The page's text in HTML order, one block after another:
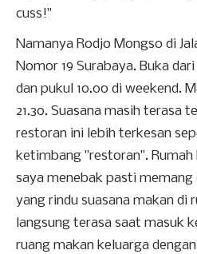
cuss!"
Namanya Rodjo Mongso di
Nomor 19 Surabaya. Buka
dan pukul 10.00 di weekend.
21.30. Suasana masih terasa
restoran ini lebih terkesan
ketimbang "restoran".
saya menebak pasti
yang rindu suasana makan di
langsung terasa saat masuk
ruang makan keluarga